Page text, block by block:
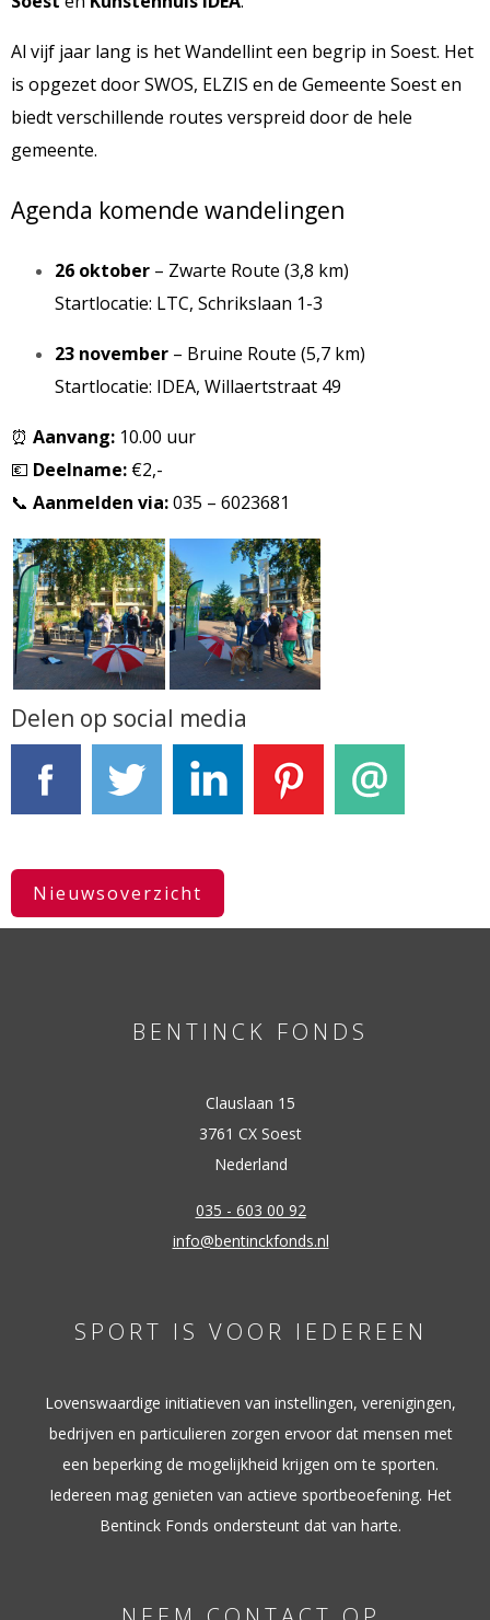
Al vijf jaar lang is het Wandellint een begrip in Soest. Het
is opgezet door SWOS, ELZIS en de Gemeente Soest en
biedt verschillende routes verspreid door de hele
gemeente.
Agenda komende wandelingen
26 oktober – Zwarte Route (3,8 km)
Startlocatie: LTC, Schrikslaan 1-3
23 november – Bruine Route (5,7 km)
Startlocatie: IDEA, Willaertstraat 49
⏰ Aanvang: 10.00 uur
💶 Deelname: €2,-
📞 Aanmelden via:035 – 6023681
Delen op social media
Nieuwsoverzicht
BENTINCK FONDS
Clauslaan 15
3761 CX Soest
Nederland
035 - 603 00 92
info@bentinckfonds.nl
SPORT IS VOOR IEDEREEN
Lovenswaardige initiatieven van instellingen, verenigingen,
bedrijven en particulieren zorgen ervoor dat mensen met
een beperking de mogelijkheid krijgen om te sporten.
Iedereen mag genieten van actieve sportbeoefening. Het
Bentinck Fonds ondersteunt dat van harte.